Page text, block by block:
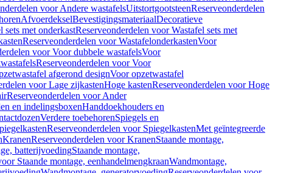
voor Andere wastafelsUitstortgootsteenReserveonderdelen
AfvoerdekselBevestigingsmateriaalDecoratieve
sets met onderkastReserveonderdelen voor Wastafel sets met
Reserveonderdelen voor WastafelonderkastenVoor
voor Voor dubbele wastafelsVoor
Reserveonderdelen voor Voor
afgerond designVoor opzetwastafel
voor Lage zijkastenHoge kastenReserveonderdelen voor Hoge
Reserveonderdelen voor Ander
en indelingsboxenHanddoekhouders en
Verdere toebehorenSpiegels en
Reserveonderdelen voor SpiegelkastenMet geïntegreerde
KranenReserveonderdelen voor KranenStaande montage,
batterijvoedingStaande montage,
Staande montage, eenhandelmengkraanWandmontage,